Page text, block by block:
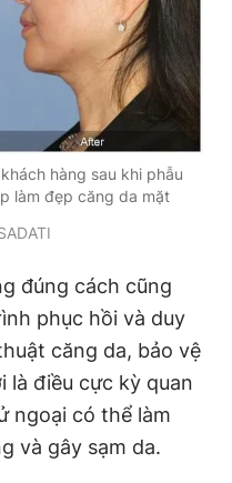
hàng sau khi phẫu
làm đẹp căng da mặt
đúng cách cũng
phục hồi và duy
căng da, bảo vệ
là điều cực kỳ quan
ngoại có thể làm
và gây sạm da.